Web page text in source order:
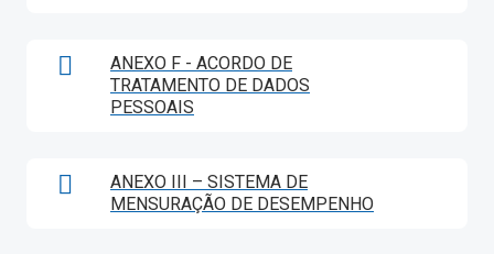
ANEXO F - ACORDO DE
TRATAMENTO DE DADOS
PESSOAIS
ANEXO III – SISTEMA DE
MENSURAÇÃO DE DESEMPENHO